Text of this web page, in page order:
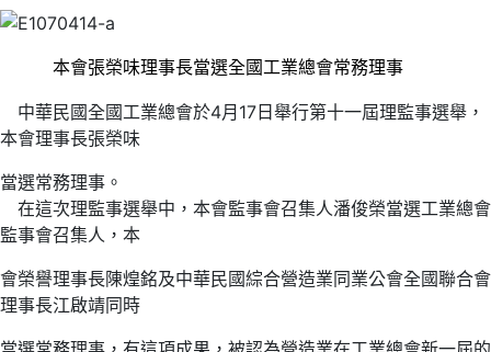
本會張榮味理事長當選全國工業總會常務理事
中華民國全國工業總會於4月17日舉行第十一屆理監事選舉，
本會理事長張榮味
當選常務理事。
在這次理監事選舉中，本會監事會召集人潘俊榮當選工業總會
監事會召集人，本
會榮譽理事長陳煌銘及中華民國綜合營造業同業公會全國聯合會
理事長江啟靖同時